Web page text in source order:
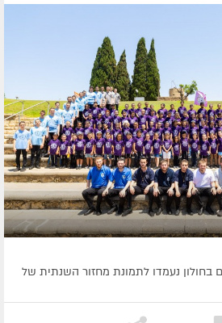
נעמדו לתמונת מחזור השנתית של